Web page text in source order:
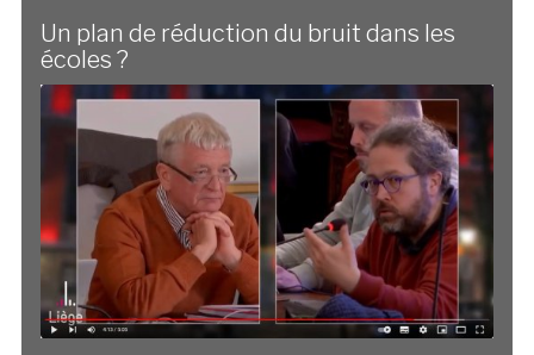
Un plan de réduction du bruit dans les
écoles ?